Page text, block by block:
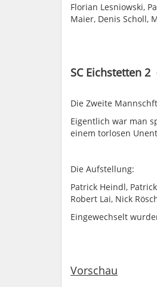
Florian Lesniowski,
Maier, Denis Scholl,
SC Eichstetten
Die Zweite
Eigentlich war man
einem torlosen
Die Aufstellung:
Patrick Heindl,
Robert Lai, Nick
Eingewechselt
Vorschau